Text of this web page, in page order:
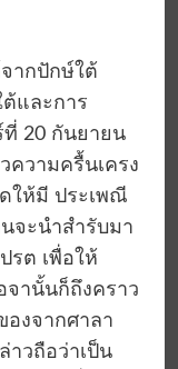
ากปักษ์ใต้
และการ
20 กันยายน
ความครื้นเครง
ให้มี ประเพณี
จะนำสำรับมา
รต เพื่อให้
านั้นก็ถึงคราว
องจากศาลา
าวถือว่าเป็น